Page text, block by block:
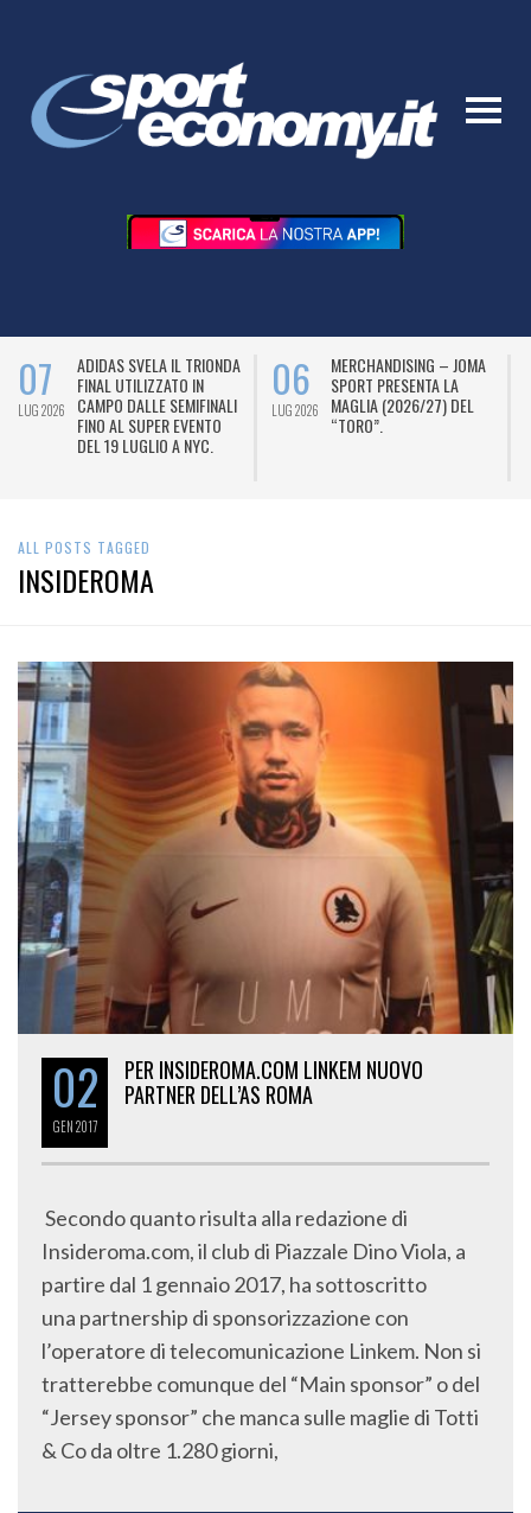
07
LUG 2026
ADIDAS SVELA IL TRIONDA
FINAL UTILIZZATO IN
CAMPO DALLE SEMIFINALI
FINO AL SUPER EVENTO
DEL 19 LUGLIO A NYC.
06
LUG 2026
MERCHANDISING – JOMA
SPORT PRESENTA LA
MAGLIA (2026/27) DEL
“TORO”.
ALL POSTS TAGGED
INSIDEROMA
02
GEN2017
PER INSIDEROMA.COM LINKEM NUOVO
PARTNER DELL’AS ROMA
Secondo quanto risulta alla redazione di
Insideroma.com, il club di Piazzale Dino Viola, a
partire dal 1 gennaio 2017, ha sottoscritto
una partnership di sponsorizzazione con
l’operatore di telecomunicazione Linkem. Non si
tratterebbe comunque del “Main sponsor” o del
“Jersey sponsor” che manca sulle maglie di Totti
& Co da oltre 1.280 giorni,